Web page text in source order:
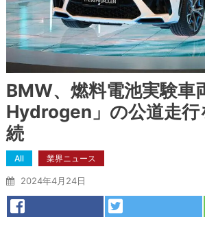
BMW、燃料電池実験車
Hydrogen」の公道走
続
All 業界ニュース
2024年4月24日